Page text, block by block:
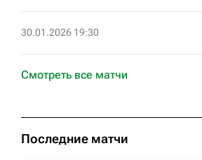
30.01.2026 19:30
Смотреть все матчи
Последние матчи